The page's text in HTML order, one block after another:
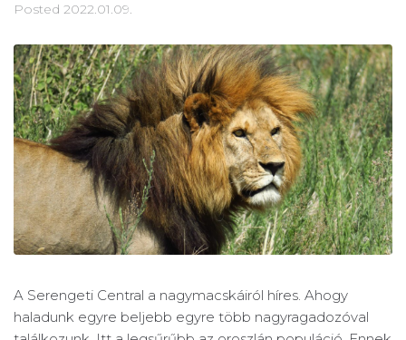
Posted 2022.01.09.
A Serengeti Central a nagymacskáiról híres. Ahogy
haladunk egyre beljebb egyre több nagyragadozóval